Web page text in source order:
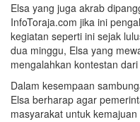
Elsa yang juga akrab
InfoToraja.com jika ini
kegiatan seperti ini sejak
dua minggu, Elsa yang
mengalahkan kontestan
Dalam kesempaan
Elsa berharap agar
masyarakat untuk